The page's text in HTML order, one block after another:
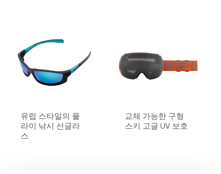
유럽 ​​스타일의 플
라이 낚시 선글라
스
교체 가능한 구형
스키 고글 UV 보호